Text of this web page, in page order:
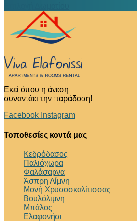
Εκεί όπου η άνεση
συναντάει την παράδοση!
Facebook Instagram
Τοποθεσίες κοντά μας
Κεδρόδασος
Παλιόχωρα
Φαλάσαρνα
Άσπρη Λίμνη
Μονή Χρυσοσκαλίτισσας
Βουλόλιμνη
Μπάλος
Ελαφονήσι